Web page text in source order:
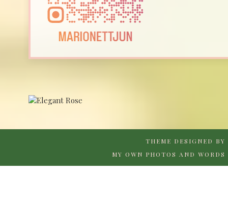
THEME DESIGNED BY
MY OWN PHOTOS AND